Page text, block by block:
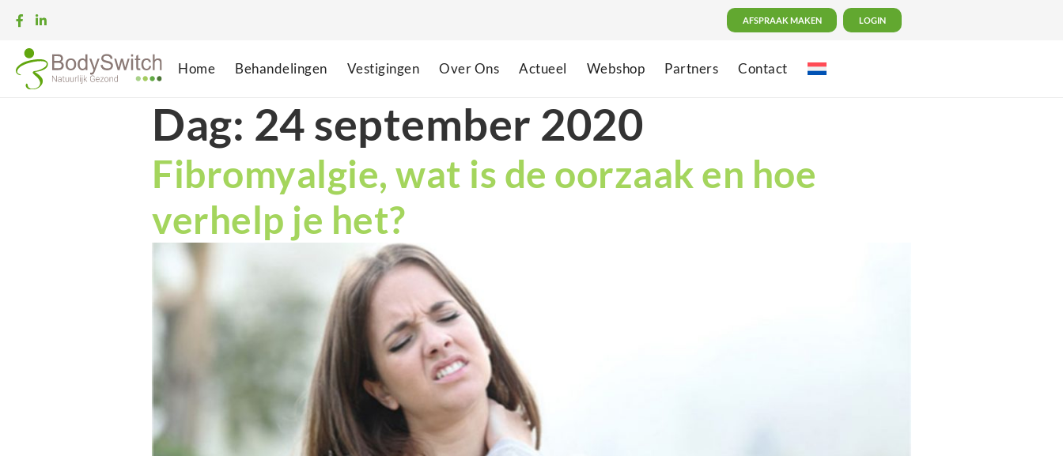
AFSPRAAK MAKEN LOGIN
Home Behandelingen Vestigingen Over Ons Actueel Webshop Partners Contact
Dag: 24 september 2020
Fibromyalgie, wat is de oorzaak en hoe
verhelp je het?